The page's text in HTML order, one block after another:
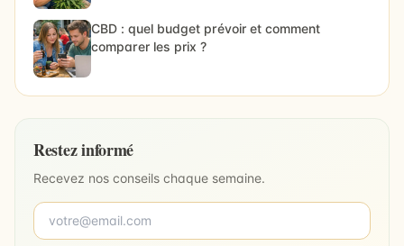
CBD : quel budget prévoir et comment
comparer les prix ?
Restez informé
Recevez nos conseils chaque semaine.